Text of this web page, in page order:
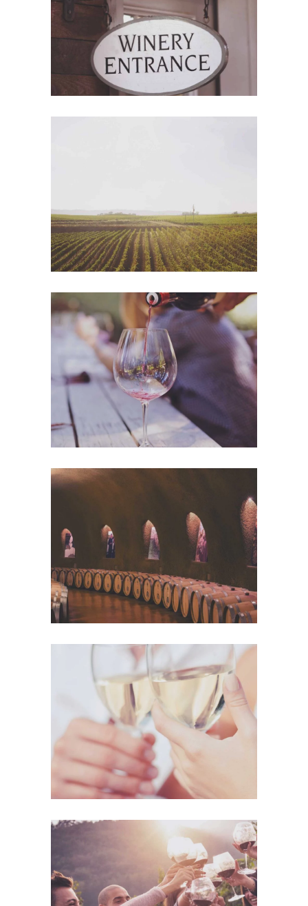
Photography
Wineyards
Nature
Wine Club
Photography
The Winery
Details
Desert Wine
Nature